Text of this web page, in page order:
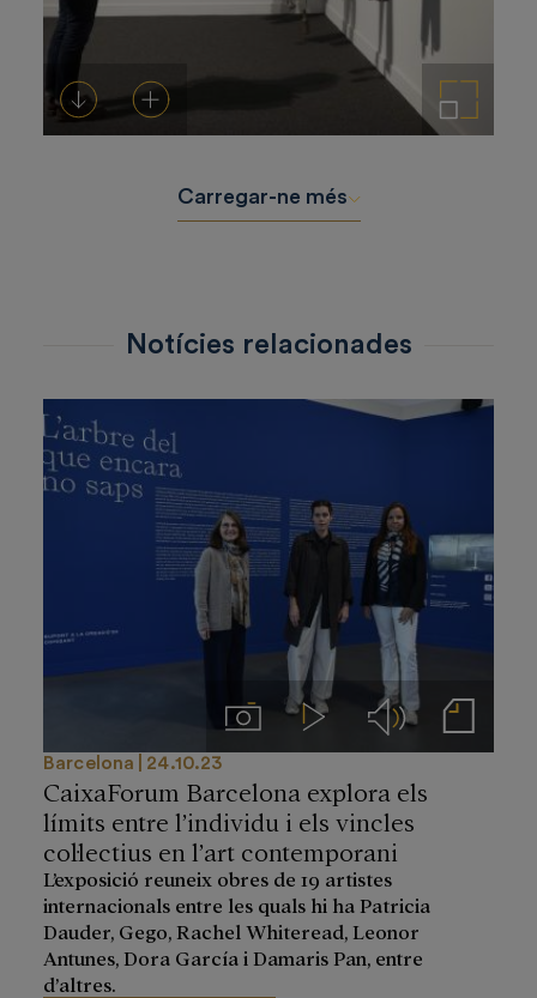
Descarregar-ho Afegeix a la cistella Amplia la imatge
Carregar-ne més
Notícies relacionades
ImágenesVideos Audios Notas de prensa
Barcelona 24.10.23
CaixaForum Barcelona explora els
límits entre l’individu i els vincles
col·lectius en l’art contemporani
L’exposició reuneix obres de 19 artistes
internacionals entre les quals hi ha Patricia
Dauder, Gego, Rachel Whiteread, Leonor
Antunes, Dora García i Damaris Pan, entre
d’altres.